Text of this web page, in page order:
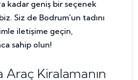
kadar geniş bir seçenek
Siz de Bodrum'un tadını
iletişime geçin,
sahip olun!
Kiralamanın